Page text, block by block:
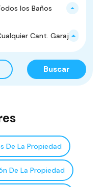
los Baños
Cant. Garajes
Buscar
De La Propiedad
De La Propiedad